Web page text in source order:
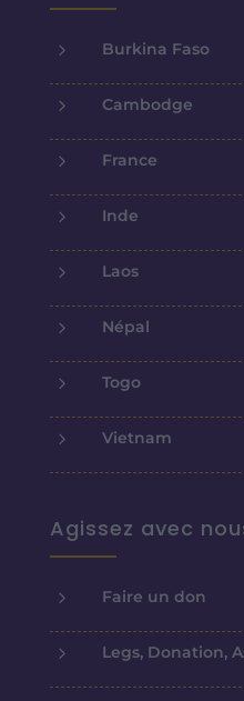
5 Burkina Faso
5 Cambodge
5 France
5 Inde
5 Laos
5 Népal
5 Togo
5 Vietnam
Agissez avec
5 Faire un don
5 Legs, Donation,